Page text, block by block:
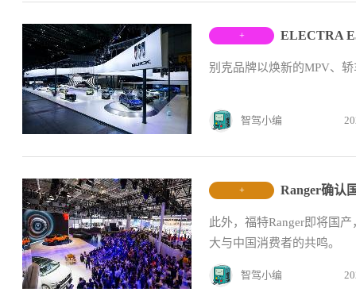
+
别克品牌以焕新的MPV、
智驾小编
+ Ranger确认
此外，福特Ranger即将国
大与中国消费者的共鸣。
智驾小编